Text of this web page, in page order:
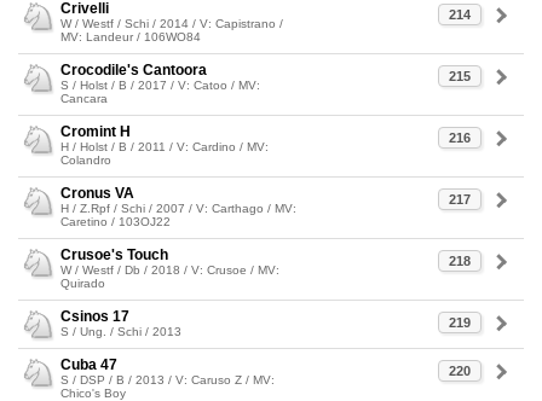
214
Crivelli
W / Westf / Schi / 2014 / V: Capistrano /
MV: Landeur / 106WO84
215
Crocodile's Cantoora
S / Holst / B / 2017 / V: Catoo / MV:
Cancara
216
Cromint H
H / Holst / B / 2011 / V: Cardino / MV:
Colandro
217
Cronus VA
H / Z.Rpf / Schi / 2007 / V: Carthago / MV:
Caretino / 103OJ22
218
Crusoe's Touch
W / Westf / Db / 2018 / V: Crusoe / MV:
Quirado
219
Csinos 17
S / Ung. / Schi / 2013
220
Cuba 47
S / DSP / B / 2013 / V: Caruso Z / MV:
Chico's Boy